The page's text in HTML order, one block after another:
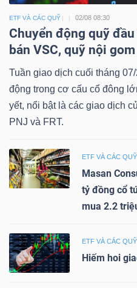
ETF VÀ CÁC QUỸ 02/08 08:30
Chuyển động quỹ
bán VSC, quỹ nội
Tuần giao dịch cuối tháng
động trong cơ cấu cổ đông
yết, nổi bật là các giao dịch
PNJ và FRT.
ETF VÀ CÁC QUỸ
Masan
tỷ đồng cổ
mua 2.2
ETF VÀ CÁC QUỸ
Hiếm hoi